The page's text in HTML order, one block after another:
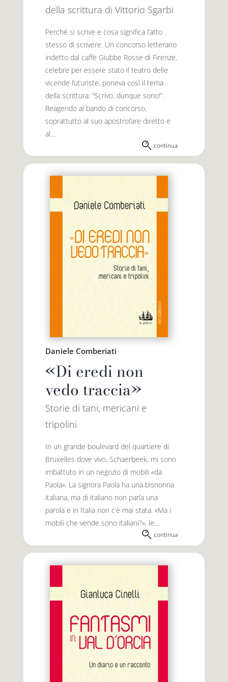
della scrittura di Vittorio Sgarbi
Perché si scrive e cosa significa l’atto
stesso di scrivere. Un concorso letterario
indetto dal caffè Giubbe Rosse di Firenze,
celebre per essere stato il teatro delle
vicende futuriste, poneva così il tema
della scrittura: “Scrivo, dunque sono!”.
Reagendo al bando di concorso,
soprattutto al suo apostrofare diretto e
al...
continua
Daniele Comberiati
«Di eredi non
vedo traccia»
Storie di tani, mericani e
tripolini
In un grande boulevard del quartiere di
Bruxelles dove vivo, Schaerbeek, mi sono
imbattuto in un negozio di mobili «da
Paola». La signora Paola ha una bisnonna
italiana, ma di italiano non parla una
parola e in Italia non c’è mai stata. «Ma i
mobili che vende sono italiani?», le...
continua